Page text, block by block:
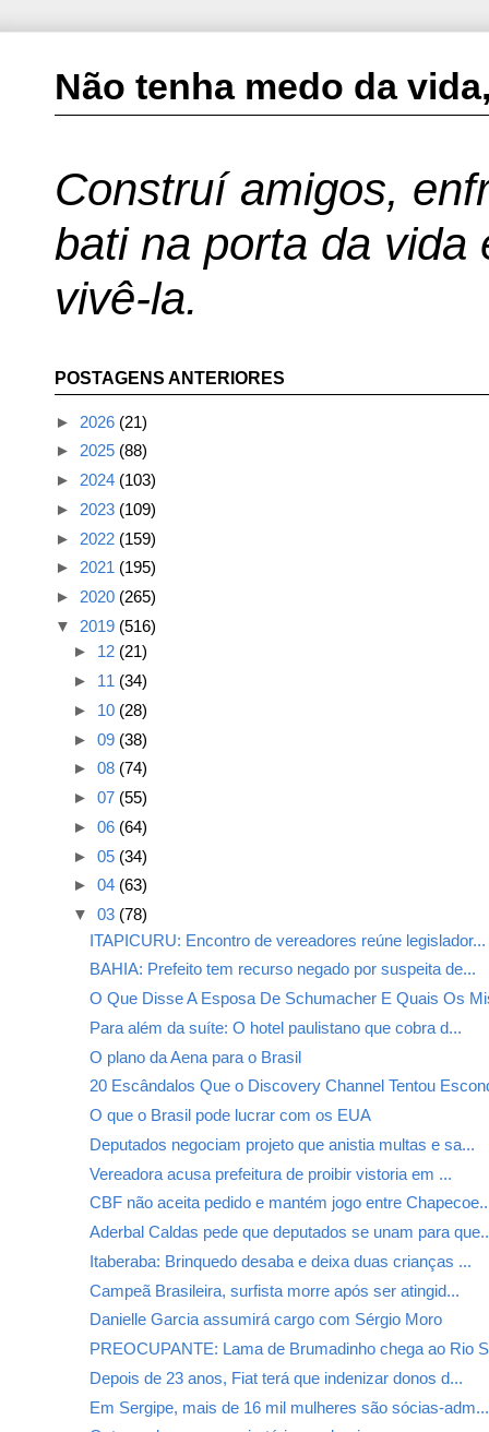
Não tenha medo da
Construí amigos,
bati na porta da vida
vivê-la.
POSTAGENS ANTERIORES
► 2026 (21)
► 2025 (88)
► 2024 (103)
► 2023 (109)
► 2022 (159)
► 2021 (195)
► 2020 (265)
▼ 2019 (516)
► 12 (21)
► 11 (34)
► 10 (28)
► 09 (38)
► 08 (74)
► 07 (55)
► 06 (64)
► 05 (34)
► 04 (63)
▼ 03 (78)
ITAPICURU: Encontro de vereadores reúne legislador...
BAHIA: Prefeito tem recurso negado por suspeita de...
O Que Disse A Esposa De Schumacher E Quais Os
Para além da suíte: O hotel paulistano que cobra d...
O plano da Aena para o Brasil
20 Escândalos Que o Discovery Channel Tentou
O que o Brasil pode lucrar com os EUA
Deputados negociam projeto que anistia multas e sa...
Vereadora acusa prefeitura de proibir vistoria em ...
CBF não aceita pedido e mantém jogo entre
Aderbal Caldas pede que deputados se unam para
Itaberaba: Brinquedo desaba e deixa duas crianças ...
Campeã Brasileira, surfista morre após ser atingid...
Danielle Garcia assumirá cargo com Sérgio Moro
PREOCUPANTE: Lama de Brumadinho chega ao Rio
Depois de 23 anos, Fiat terá que indenizar donos d...
Em Sergipe, mais de 16 mil mulheres são sócias-adm...